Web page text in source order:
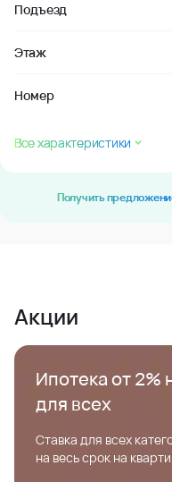
Подъезд
Этаж
Номер
Все характеристики
Получить
Акции
Ипотека от 2%
для всех
Ставка для всех
на весь срок на